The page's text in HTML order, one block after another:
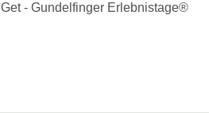
Get - Gundelfinger Erlebnistage®